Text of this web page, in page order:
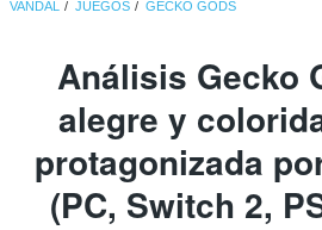
VANDAL JUEGOS GECKO GODS
Análisis Gecko
alegre y
protagonizada
(PC, Switch 2,